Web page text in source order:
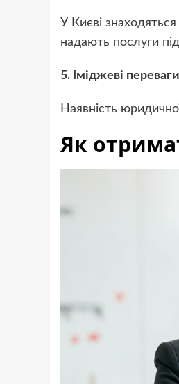
У Києві знаходяться
надають послуги
5. Іміджеві переваги
Наявність
Як